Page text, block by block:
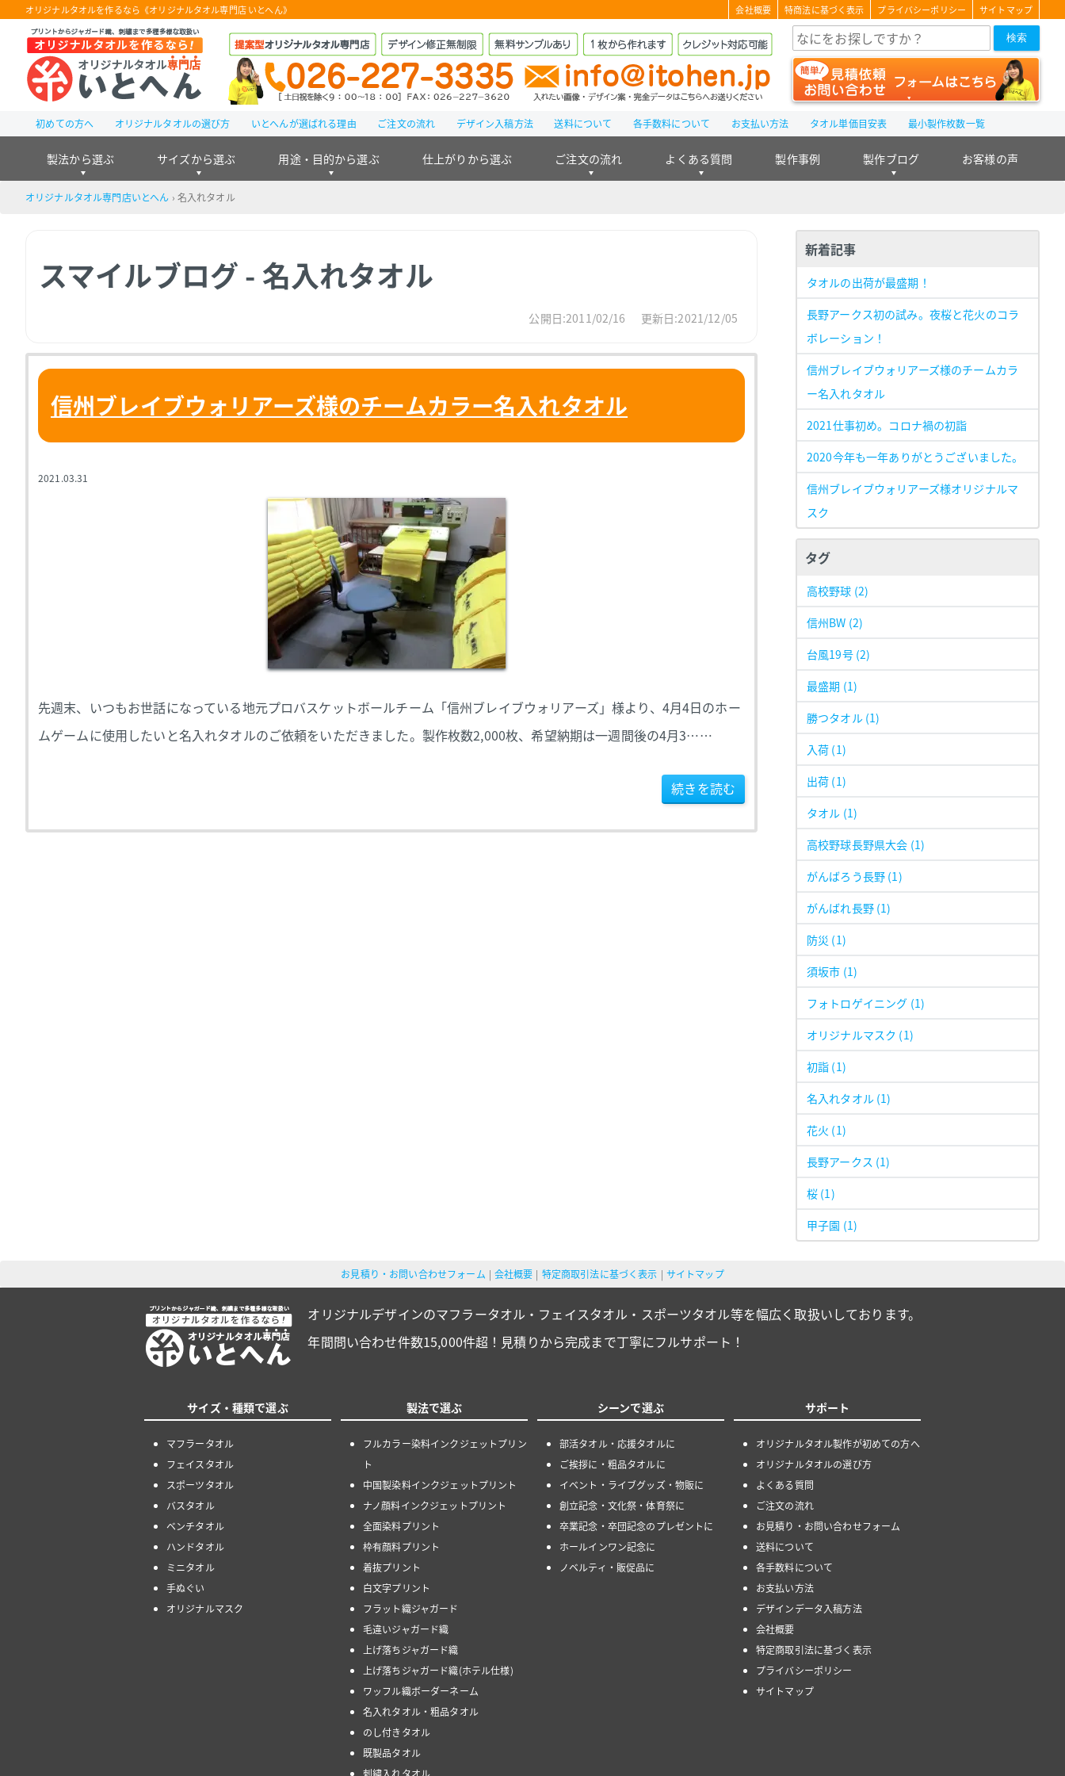
オリジナルタオルを作るなら《オリジナルタオル専門店 いとへん》 会社概要 特商法に基づく表示 プライバシーポリシー サイトマップ
検索
初めての方へ オリジナルタオルの選び方 いとへんが選ばれる理由 ご注文の流れ デザイン入稿方法 送料について 各手数料について お支払い方法 タオル単価目安表 最小製作枚数一覧
製法から選ぶ サイズから選ぶ 用途・目的から選ぶ 仕上がりから選ぶ ご注文の流れ よくある質問 製作事例 製作ブログ お客様の声
オリジナルタオル専門店いとへん › 名入れタオル
スマイルブログ - 名入れタオル
公開日:2011/02/16 更新日:2021/12/05
信州ブレイブウォリアーズ様のチームカラー名入れタオル
2021.03.31
先週末、いつもお世話になっている地元プロバスケットボールチーム「信州ブレイブウォリアーズ」様より、4月4日のホー
ムゲームに使用したいと名入れタオルのご依頼をいただきました。製作枚数2,000枚、希望納期は一週間後の4月3……
続きを読む
新着記事
タオルの出荷が最盛期！
長野アークス初の試み。夜桜と花火のコラ
ボレーション！
信州ブレイブウォリアーズ様のチームカラ
ー名入れタオル
2021仕事初め。コロナ禍の初詣
2020今年も一年ありがとうございました。
信州ブレイブウォリアーズ様オリジナルマ
スク
タグ
高校野球 (2)
信州BW (2)
台風19号 (2)
最盛期 (1)
勝つタオル (1)
入荷 (1)
出荷 (1)
タオル (1)
高校野球長野県大会 (1)
がんばろう長野 (1)
がんばれ長野 (1)
防災 (1)
須坂市 (1)
フォトロゲイニング (1)
オリジナルマスク (1)
初詣 (1)
名入れタオル (1)
花火 (1)
長野アークス (1)
桜 (1)
甲子園 (1)
お見積り・お問い合わせフォーム 会社概要 特定商取引法に基づく表示 サイトマップ
オリジナルデザインのマフラータオル・フェイスタオル・スポーツタオル等を幅広く取扱いしております。
年間問い合わせ件数15,000件超！見積りから完成まで丁寧にフルサポート！
サイズ・種類で選ぶ
マフラータオル
フェイスタオル
スポーツタオル
バスタオル
ベンチタオル
ハンドタオル
ミニタオル
手ぬぐい
オリジナルマスク
製法で選ぶ
フルカラー染料インクジェットプリン
ト
中国製染料インクジェットプリント
ナノ顔料インクジェットプリント
全面染料プリント
枠有顔料プリント
着抜プリント
白文字プリント
フラット織ジャガード
毛違いジャガード織
上げ落ちジャガード織
上げ落ちジャガード織(ホテル仕様)
ワッフル織ボーダーネーム
名入れタオル・粗品タオル
のし付きタオル
既製品タオル
刺繍入れタオル
シーンで選ぶ
部活タオル・応援タオルに
ご挨拶に・粗品タオルに
イベント・ライブグッズ・物販に
創立記念・文化祭・体育祭に
卒業記念・卒団記念のプレゼントに
ホールインワン記念に
ノベルティ・販促品に
サポート
オリジナルタオル製作が初めての方へ
オリジナルタオルの選び方
よくある質問
ご注文の流れ
お見積り・お問い合わせフォーム
送料について
各手数料について
お支払い方法
デザインデータ入稿方法
会社概要
特定商取引法に基づく表示
プライバシーポリシー
サイトマップ